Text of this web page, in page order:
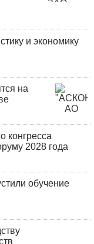
и экономику
на
конгресса
2028 года
обучение